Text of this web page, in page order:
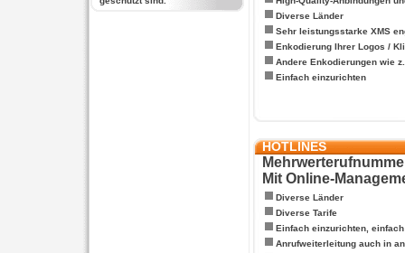
Diverse Länder
Sehr leistungsstarke XMS
Enkodierung Ihrer Logos /
Andere Enkodierungen wie
Einfach einzurichten
HOTLINES
Mit Online-
Diverse Länder
Diverse Tarife
Einfach einzurichten,
Anrufweiterleitung auch in